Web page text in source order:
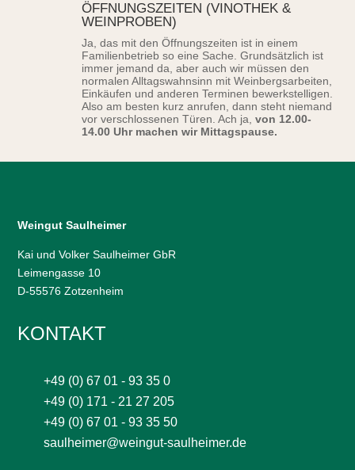
ÖFFNUNGSZEITEN (VINOTHEK &
WEINPROBEN)
Ja, das mit den Öffnungszeiten ist in einem
Familienbetrieb so eine Sache. Grundsätzlich ist
immer jemand da, aber auch wir müssen den
normalen Alltagswahnsinn mit Weinbergsarbeiten,
Einkäufen und anderen Terminen bewerkstelligen.
Also am besten kurz anrufen, dann steht niemand
vor verschlossenen Türen. Ach ja, von 12.00-
14.00 Uhr machen wir Mittagspause.
Weingut Saulheimer
Kai und Volker Saulheimer GbR
Leimengasse 10
D-55576 Zotzenheim
KONTAKT
+49 (0) 67 01 - 93 35 0
+49 (0) 171 - 21 27 205
+49 (0) 67 01 - 93 35 50
saulheimer@weingut-saulheimer.de